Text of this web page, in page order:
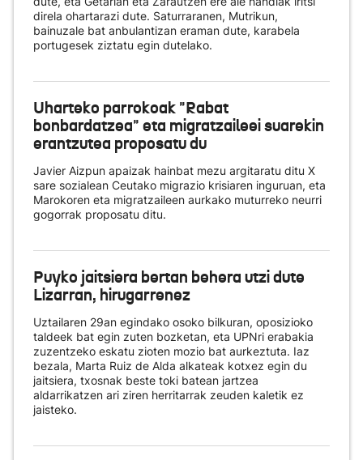
direla ohartarazi dute. Saturraranen, Mutrikun,
bainuzale bat anbulantizan eraman dute, karabela
portugesek ziztatu egin dutelako.
Uharteko parrokoak "Rabat
bonbardatzea" eta migratzaileei suarekin
erantzutea proposatu du
Javier Aizpun apaizak hainbat mezu argitaratu ditu X
sare sozialean Ceutako migrazio krisiaren inguruan, eta
Marokoren eta migratzaileen aurkako muturreko neurri
gogorrak proposatu ditu.
Puyko jaitsiera bertan behera utzi dute
Lizarran, hirugarrenez
Uztailaren 29an egindako osoko bilkuran, oposizioko
taldeek bat egin zuten bozketan, eta UPNri erabakia
zuzentzeko eskatu zioten mozio bat aurkeztuta. Iaz
bezala, Marta Ruiz de Alda alkateak kotxez egin du
jaitsiera, txosnak beste toki batean jartzea
aldarrikatzen ari ziren herritarrak zeuden kaletik ez
jaisteko.